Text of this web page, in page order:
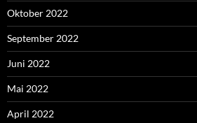
Oktober 2022
September 2022
Juni 2022
Mai 2022
April 2022